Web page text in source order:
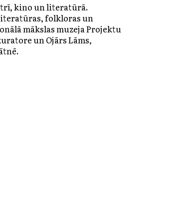
kino un literatūrā.
folkloras un
mākslas muzeja Projektu
un Ojārs Lāms,